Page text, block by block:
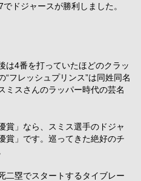
ドジャースが勝利しました。
4番を打っていたほどのクラッ
フレッシュプリンス”は同姓同名
ミスさんのラッパー時代の芸名
」なら、スミス選手のドジャ
賞」です。巡ってきた絶好のチ
塁でスタートするタイブレー